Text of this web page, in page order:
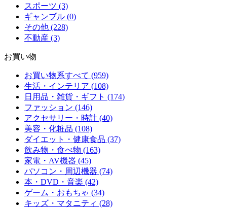
スポーツ (3)
ギャンブル (0)
その他 (228)
不動産 (3)
お買い物
お買い物系すべて (959)
生活・インテリア (108)
日用品・雑貨・ギフト (174)
ファッション (146)
アクセサリー・時計 (40)
美容・化粧品 (108)
ダイエット・健康食品 (37)
飲み物・食べ物 (163)
家電・AV機器 (45)
パソコン・周辺機器 (74)
本・DVD・音楽 (42)
ゲーム・おもちゃ (34)
キッズ・マタニティ (28)